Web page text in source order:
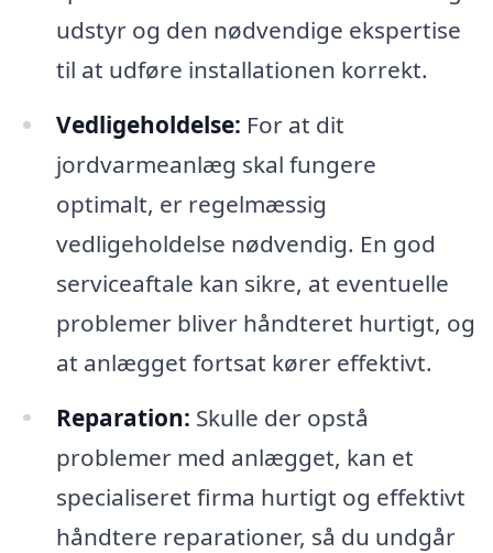
udstyr og den nødvendige ekspertise
til at udføre installationen korrekt.
Vedligeholdelse: For at dit
jordvarmeanlæg skal fungere
optimalt, er regelmæssig
vedligeholdelse nødvendig. En god
serviceaftale kan sikre, at eventuelle
problemer bliver håndteret hurtigt, og
at anlægget fortsat kører effektivt.
Reparation: Skulle der opstå
problemer med anlægget, kan et
specialiseret firma hurtigt og effektivt
håndtere reparationer, så du undgår